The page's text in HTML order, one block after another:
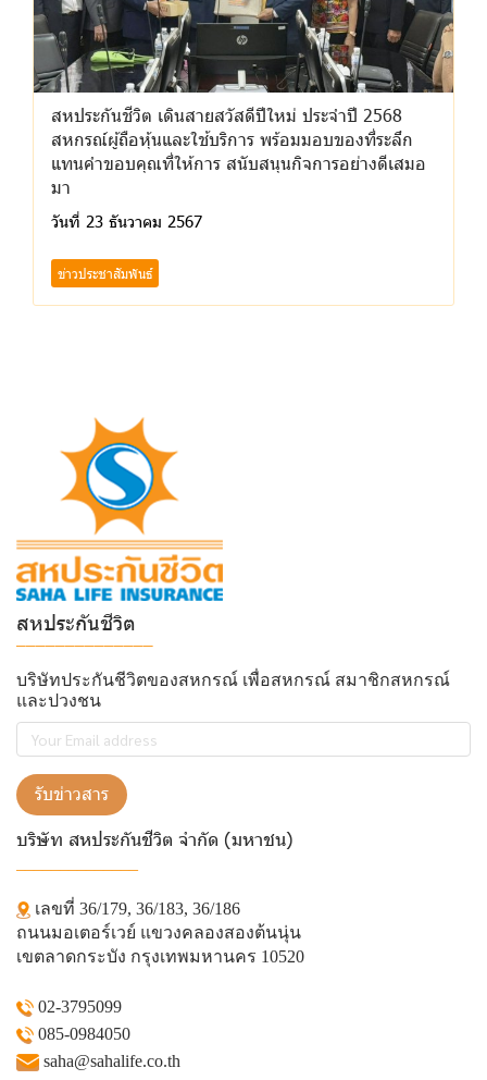
สหประกันชีวิต เดินสายสวัสดีปีใหม่ ประจำปี 2568
สหกรณ์ผู้ถือหุ้นและใช้บริการ พร้อมมอบของที่ระลึก
แทนคำขอบคุณที่ให้การ สนับสนุนกิจการอย่างดีเสมอ
มา
วันที่ 23 ธันวาคม 2567
ข่าวประชาสัมพันธ์
สหประกันชีวิต
บริษัทประกันชีวิตของสหกรณ์ เพื่อสหกรณ์ สมาชิกสหกรณ์
และปวงชน
รับข่าวสาร
บริษัท สหประกันชีวิต จำกัด (มหาชน)
เลขที่ 36/179, 36/183, 36/186
ถนนมอเตอร์เวย์ แขวงคลองสองต้นนุ่น
เขตลาดกระบัง กรุงเทพมหานคร 10520
02-3795099
085-0984050
saha@sahalife.co.th